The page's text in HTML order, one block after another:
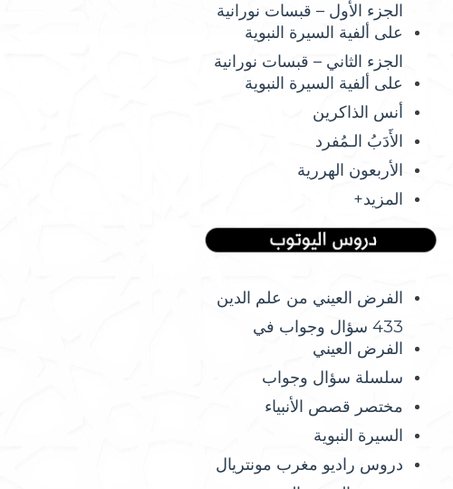
الجزء الأول – قبسات نورانية
على ألفية السيرة النبوية
الجزء الثاني – قبسات نورانية
على ألفية السيرة النبوية
أنس الذاكرين
الأَدَبُ الـمُفرد
الأربعون الهررية
المزيد+
الفرض العيني من علم الدين
433 سؤال وجواب في
الفرض العيني
سلسلة سؤال وجواب
مختصر قصص الأنبياء
السيرة النبوية
دروس راديو مغرب مونتريال